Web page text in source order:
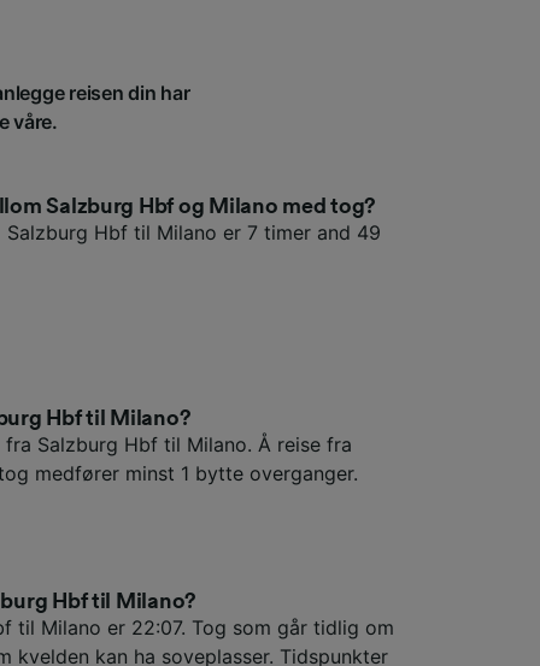
reisen din har
våre.
Salzburg Hbf og Milano med tog?
Hbf til Milano er 7 timer and 49
Hbf til Milano?
Salzburg Hbf til Milano. Å reise fra
medfører minst 1 bytte overganger.
Hbf til Milano?
til Milano er 22:07. Tog som går tidlig om
kvelden kan ha soveplasser. Tidspunkter